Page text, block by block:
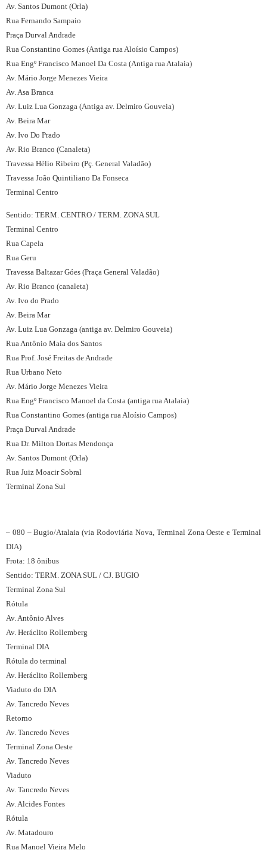
Av. Santos Dumont (Orla)
Rua Fernando Sampaio
Praça Durval Andrade
Rua Constantino Gomes (Antiga rua Aloísio Campos)
Rua Engº Francisco Manoel Da Costa (Antiga rua Atalaia)
Av. Mário Jorge Menezes Vieira
Av. Asa Branca
Av. Luiz Lua Gonzaga (Antiga av. Delmiro Gouveia)
Av. Beira Mar
Av. Ivo Do Prado
Av. Rio Branco (Canaleta)
Travessa Hélio Ribeiro (Pç. General Valadão)
Travessa João Quintiliano Da Fonseca
Terminal Centro
Sentido: TERM. CENTRO / TERM. ZONA SUL
Terminal Centro
Rua Capela
Rua Geru
Travessa Baltazar Góes (Praça General Valadão)
Av. Rio Branco (canaleta)
Av. Ivo do Prado
Av. Beira Mar
Av. Luiz Lua Gonzaga (antiga av. Delmiro Gouveia)
Rua Antônio Maia dos Santos
Rua Prof. José Freitas de Andrade
Rua Urbano Neto
Av. Mário Jorge Menezes Vieira
Rua Engº Francisco Manoel da Costa (antiga rua Atalaia)
Rua Constantino Gomes (antiga rua Aloísio Campos)
Praça Durval Andrade
Rua Dr. Milton Dortas Mendonça
Av. Santos Dumont (Orla)
Rua Juiz Moacir Sobral
Terminal Zona Sul
– 080 – Bugio/Atalaia (via Rodoviária Nova, Terminal Zona Oeste e Terminal
DIA)
Frota: 18 ônibus
Sentido: TERM. ZONA SUL / CJ. BUGIO
Terminal Zona Sul
Rótula
Av. Antônio Alves
Av. Heráclito Rollemberg
Terminal DIA
Rótula do terminal
Av. Heráclito Rollemberg
Viaduto do DIA
Av. Tancredo Neves
Retorno
Av. Tancredo Neves
Terminal Zona Oeste
Av. Tancredo Neves
Viaduto
Av. Tancredo Neves
Av. Alcides Fontes
Rótula
Av. Matadouro
Rua Manoel Vieira Melo